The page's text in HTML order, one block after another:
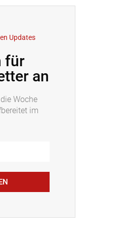
Updates
für
an
Woche
im